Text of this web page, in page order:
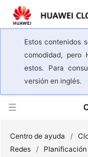
Estos contenidos
comodidad, pero
estos. Para
versión en inglés.
Centro de ayuda /
Redes / Planificación